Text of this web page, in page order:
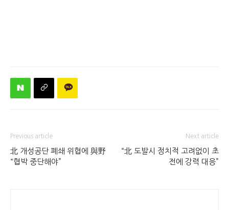
Previous article
北 개성공단 폐쇄 위협에 與野
“협박 중단해야”
Next article
“北 도발시 정치적 고려없이 초
전에 강력 대응”